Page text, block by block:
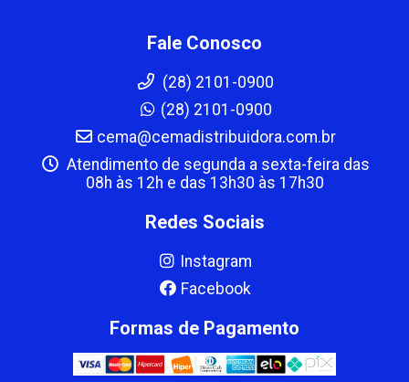
Fale Conosco
(28) 2101-0900
(28) 2101-0900
cema@cemadistribuidora.com.br
Atendimento de segunda a sexta-feira das
08h às 12h e das 13h30 às 17h30
Redes Sociais
Instagram
Facebook
Formas de Pagamento